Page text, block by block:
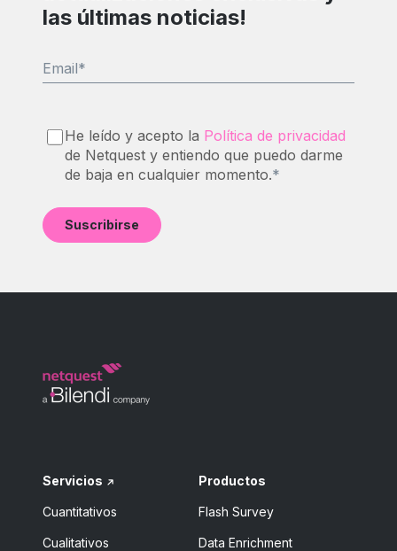
las últimas noticias!
Email*
He leído y acepto la Política de privacidad
de Netquest y entiendo que puedo darme
de baja en cualquier momento.*
Servicios
Cuantitativos
Cualitativos
Productos
Flash Survey
Data Enrichment